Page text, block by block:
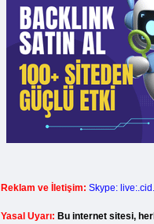
Reklam ve İletişim: Skype:
Yasal Uyarı: Bu internet sitesi,